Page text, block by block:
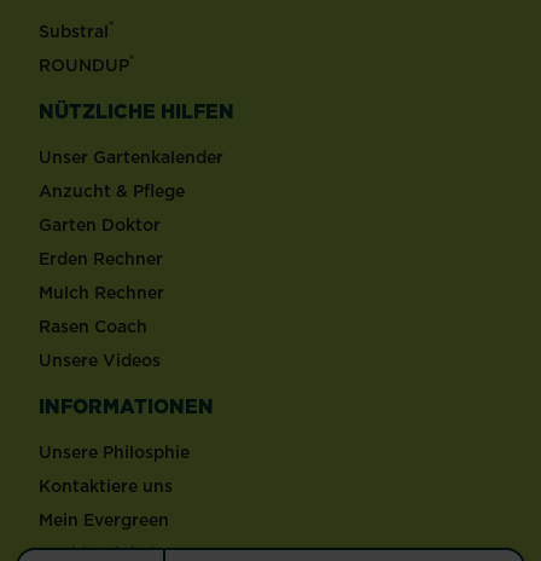
Substral®
ROUNDUP®
NÜTZLICHE HILFEN
Unser Gartenkalender
Anzucht & Pflege
Garten Doktor
Erden Rechner
Mulch Rechner
Rasen Coach
Unsere Videos
INFORMATIONEN
Unsere Philosphie
Kontaktiere uns
Mein Evergreen
Nachhaltigkeit